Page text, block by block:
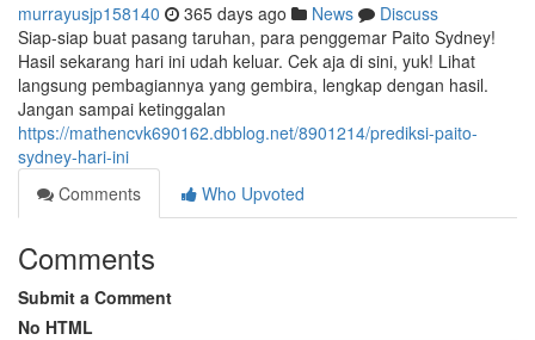
murrayusjp158140 365 days ago News
Discuss
Siap-siap buat pasang taruhan, para penggemar Paito Sydney!
Hasil sekarang hari ini udah keluar. Cek aja di sini, yuk! Lihat
langsung pembagiannya yang gembira, lengkap dengan hasil.
Jangan sampai ketinggalan
https://mathencvk690162.dbblog.net/8901214/prediksi-paito-
sydney-hari-ini
Comments
Who Upvoted
Comments
Submit a Comment
No HTML